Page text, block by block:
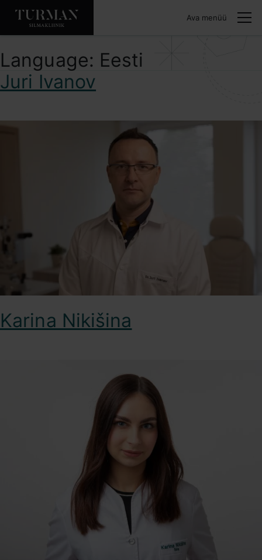
Ava menüü
Language: Eesti
Juri Ivanov
Karina Nikišina